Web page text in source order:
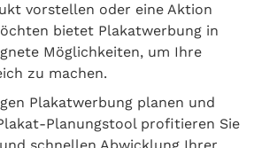
vorstellen oder eine Aktion
bietet Plakatwerbung in
Möglichkeiten, um Ihre
zu machen.
Plakatwerbung planen und
Planungstool profitieren Sie